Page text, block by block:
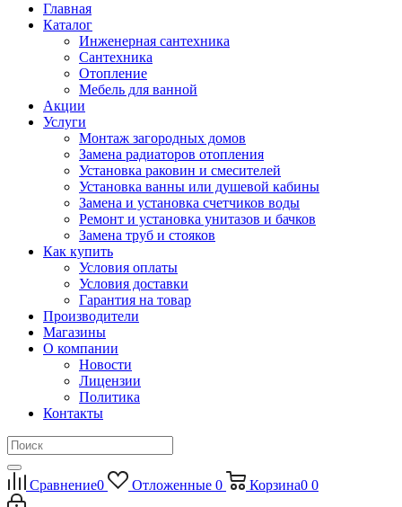
Главная
Каталог
Инженерная сантехника
Сантехника
Отопление
Мебель для ванной
Акции
Услуги
Монтаж загородных домов
Замена радиаторов отопления
Установка раковин и смесителей
Установка ванны или душевой кабины
Замена и установка счетчиков воды
Ремонт и установка унитазов и бачков
Замена труб и стояков
Как купить
Условия оплаты
Условия доставки
Гарантия на товар
Производители
Магазины
О компании
Новости
Лицензии
Политика
Контакты
Сравнение0 Отложенные 0 Корзина0 0